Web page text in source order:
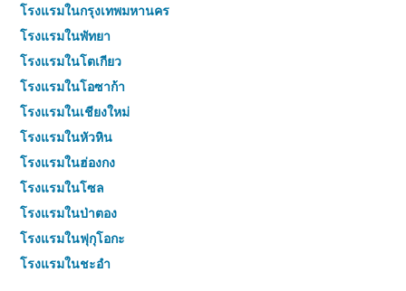
โรงแรมในกรุงเทพมหานคร
โรงแรมในพัทยา
โรงแรมในโตเกียว
โรงแรมในโอซาก้า
โรงแรมในเชียงใหม่
โรงแรมในหัวหิน
โรงแรมในฮ่องกง
โรงแรมในโซล
โรงแรมในป่าตอง
โรงแรมในฟุกุโอกะ
โรงแรมในชะอำ